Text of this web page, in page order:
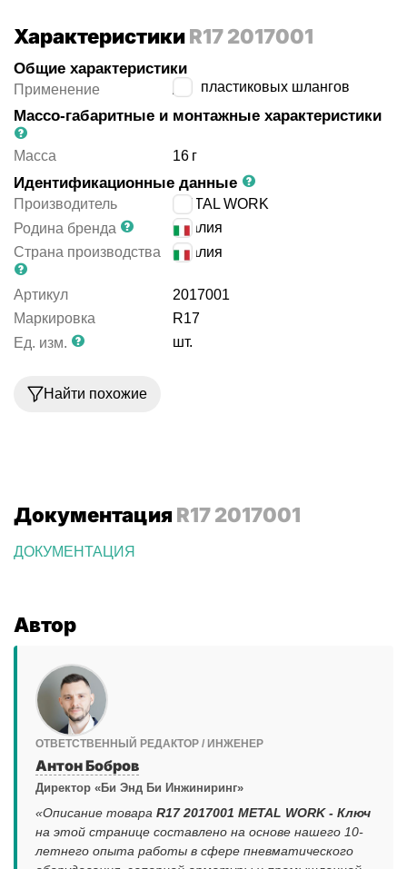
ХарактеристикиR17 2017001
Общие характеристики
Применение для пластиковых шлангов
Массо-габаритные и монтажные характеристики
Масса 16 г
Идентификационные данные
Производитель
METAL WORK
Родина бренда
Италия
Страна производства
Италия
Артикул
2017001
Маркировка
R17
Ед. изм.
шт.
Найти похожие
Документация R17 2017001
ДОКУМЕНТАЦИЯ
Автор
ОТВЕТСТВЕННЫЙ РЕДАКТОР / ИНЖЕНЕР
Антон Бобров
Директор «Би Энд Би Инжиниринг»
«Описание товара R17 2017001 METAL WORK - Ключ
на этой странице составлено на основе нашего 10-
летнего опыта работы в сфере пневматического